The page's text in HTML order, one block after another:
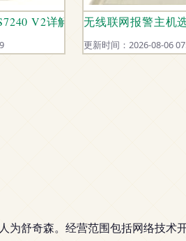
V2详解 功能特点与应用优势
无线联网报警主机
更新时间：2026-08-06
为舒奇森。经营范围包括网络技术